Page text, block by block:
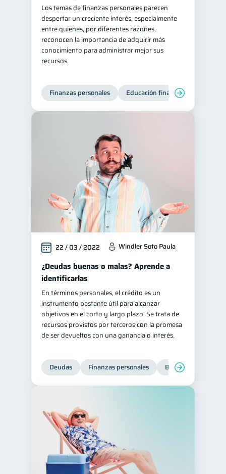
Los temas de finanzas personales parecen
despertar un creciente interés, especialmente
entre quienes, por diferentes razones,
reconocen la importancia de adquirir más
conocimiento para administrar mejor sus
recursos.
Finanzas personales Educación financiera
22 / 03 / 2022 Windler Soto Paula
¿Deudas buenas o malas? Aprende a
identificarlas
En términos personales, el crédito es un
instrumento bastante útil para alcanzar
objetivos en el corto y largo plazo. Se trata de
recursos provistos por terceros con la promesa
de ser devueltos con una ganancia o interés.
Deudas Finanzas personales Bienestar financiero